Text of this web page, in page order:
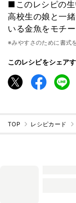
■このレシピの生
高校生の娘と一
いる金魚をモチ
※みやすさのために書式
このレシピをシェア
TOP レシピカード